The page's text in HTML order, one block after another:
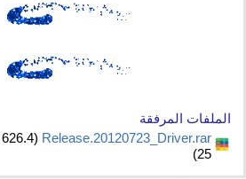
الملفات المرفقة
Release.20120723_Driver.rar‏
25)